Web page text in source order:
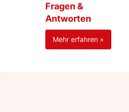
Fragen &
Antworten
Mehr erfahren »